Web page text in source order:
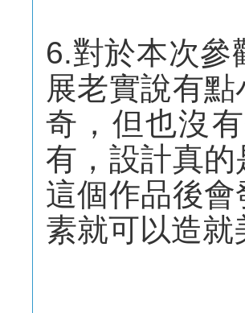
6.對於本次參
展老實說有
奇，但也沒
有，設計真
這個作品後
素就可以造